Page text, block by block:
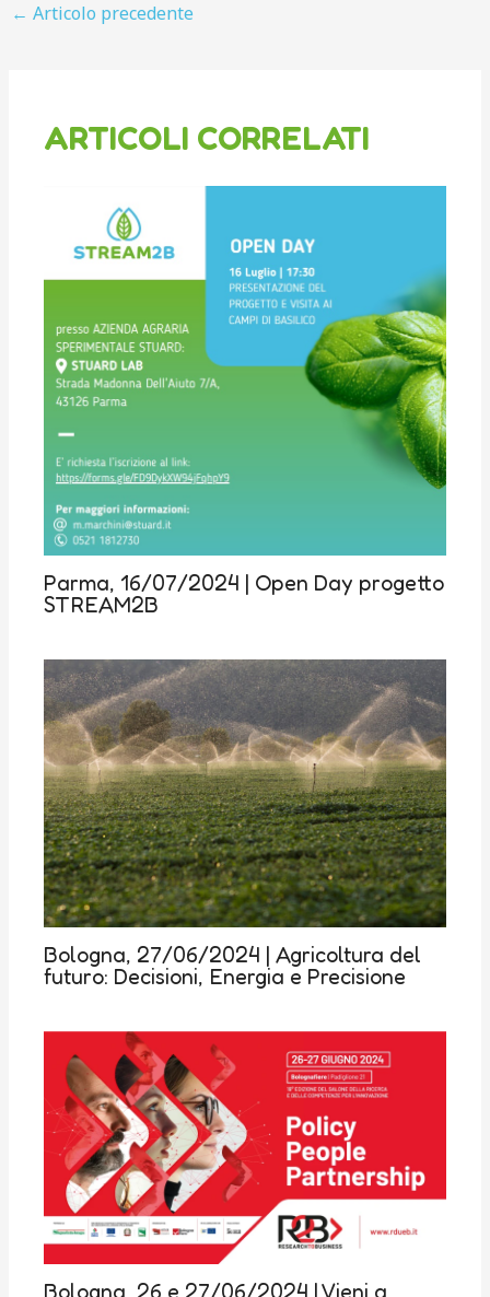
← Articolo precedente
ARTICOLI CORRELATI
Parma, 16/07/2024 | Open Day progetto
STREAM2B
Bologna, 27/06/2024 | Agricoltura del
futuro: Decisioni, Energia e Precisione
Bologna, 26 e 27/06/2024 | Vieni a